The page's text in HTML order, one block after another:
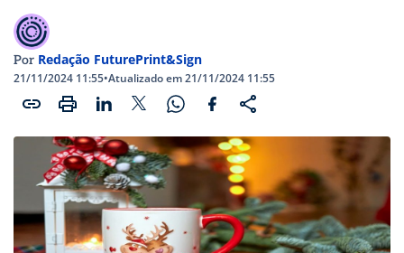
Por Redação FuturePrint&Sign
21/11/2024 11:55•Atualizado em 21/11/2024 11:55